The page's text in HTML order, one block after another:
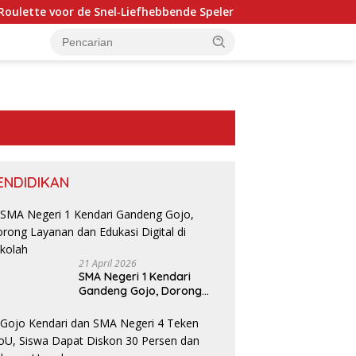
voor de Snel‑Liefhebbende Speler
Sultra Minta Polda Sultra
Dugaan Keterlibatan
Bombana pada
KUPP Molawe dan BPS Konawe
Utara Perkuat Kolaborasi
Melalui Sensus Ekonomi 2026
21 April 2026
SMA Negeri 1 Kendari
Gandeng Gojo, Dorong
Digital di Sekolah